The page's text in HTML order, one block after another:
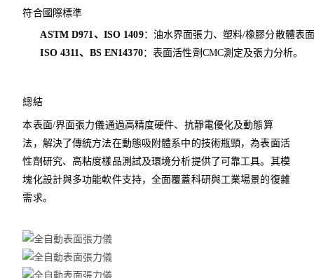
符合國際標準
ASTM D971、ISO 1409：油水界面張力、塑料/橡膠分散體表
ISO 4311、BS EN14370：表面活性劑CMC測定及張力分析。
總結
本表面/界面張力儀通過高精度硬件、抗靜電優化及動態算
法，解決了傳統方法在動態吸附體系中的技術瓶頸，為表面活
性劑研究、高粘度樣品測試及環境分析提供了可靠工具。其模
塊化設計與多功能軟件支持，全面覆蓋科研與工業場景的復雜
需求。